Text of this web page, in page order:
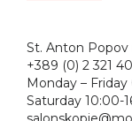
St.
+389 (0) 2 321
Monday –
Saturday 10:00-